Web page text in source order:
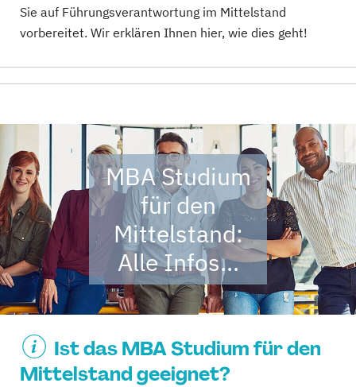
Sie auf Führungsverantwortung im Mittelstand
vorbereitet. Wir erklären Ihnen hier, wie dies geht!
MBA Studium
für den
Mittelstand:
Alle Infos...
Ist das MBA Studium für den
Mittelstand geeignet?